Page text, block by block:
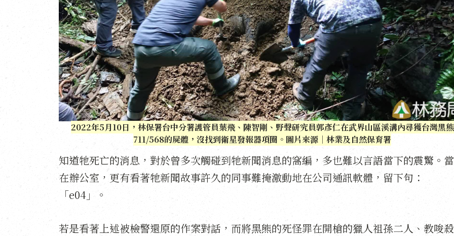
2022年5月10日，林保署台中分署護管員葉飛、陳智剛、野聲研究員郭彥仁在武界山區溪溝內尋獲台灣黑熊
711/568的屍體，沒找到衛星發報器項圈。圖片來源｜林業及自然保育署
知道牠死亡的消息，對於曾多次觸碰到牠新聞消息的窩編，多也難以言語當下的震驚。
在辦公室，更有看著牠新聞故事許久的同事難掩激動地在公司通訊軟體，留下句：
「e04」。
若是看著上述被檢警還原的作案對話，而將黑熊的死怪罪在開槍的獵人祖孫二人、教唆